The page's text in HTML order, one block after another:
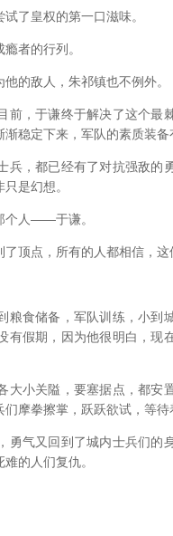
了皇权的第一口滋味。
者的行列。
的敌人，朱祁镇也不例外。
，于谦终于解决了这个最
稳定下来，军队的素质装备
，都已经有了对抗强敌的
是幻想。
人——于谦。
点，所有的人都相信，这
食储备，军队训练，小到
有假期，因为他很明白，现
小关隘，要塞据点，都安
摩拳擦掌，跃跃欲试，等待
气又回到了城内士兵们的
的人们复仇。